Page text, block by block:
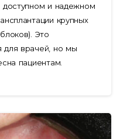
доступном и надежном
крупных
Это
для врачей, но мы
пациентам.